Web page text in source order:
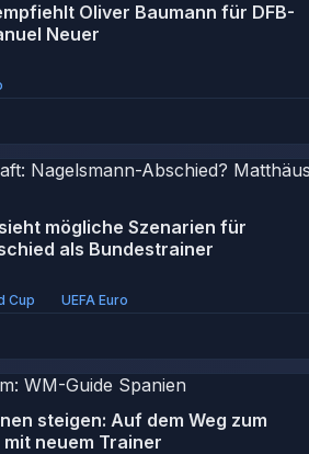
Oliver Baumann für DFB-
Neuer
mögliche Szenarien für
als Bundestrainer
Cup UEFA Euro
steigen: Auf dem Weg zum
neuem Trainer